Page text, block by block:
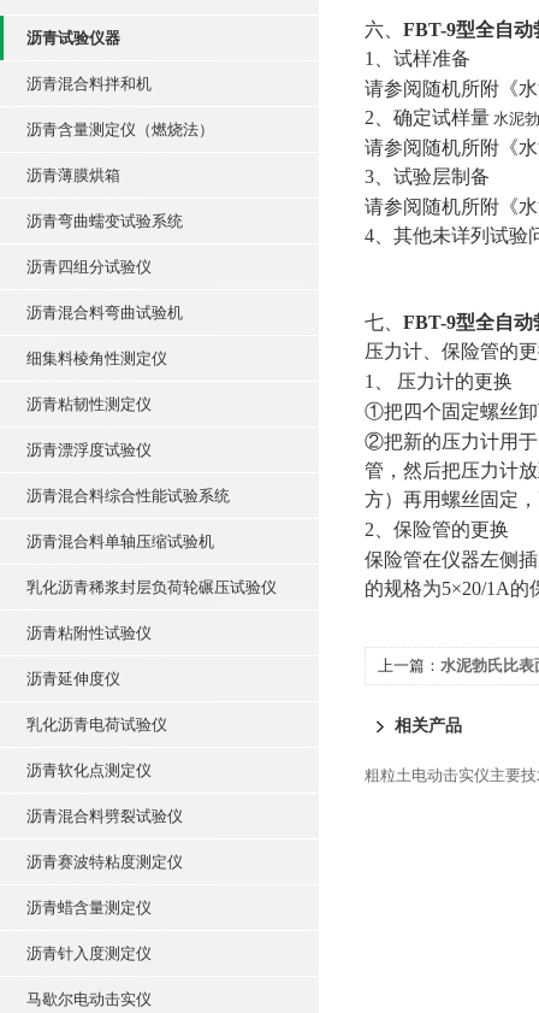
沥青试验仪器
沥青混合料拌和机
沥青含量测定仪（燃烧法）
沥青薄膜烘箱
沥青弯曲蠕变试验系统
沥青四组分试验仪
沥青混合料弯曲试验机
细集料棱角性测定仪
沥青粘韧性测定仪
沥青漂浮度试验仪
沥青混合料综合性能试验系统
沥青混合料单轴压缩试验机
乳化沥青稀浆封层负荷轮碾压试验仪
沥青粘附性试验仪
沥青延伸度仪
乳化沥青电荷试验仪
沥青软化点测定仪
沥青混合料劈裂试验仪
沥青赛波特粘度测定仪
沥青蜡含量测定仪
沥青针入度测定仪
马歇尔电动击实仪
六、 FBT-9型全自动
1
、试样准备
请参阅随机所附《
2 、确定试样量 水泥
请参阅随机所附《
3 、试验层制备
请参阅随机所附《
4 、其他未详列试验
七、 FBT-9型全自动
压力计、保险管的
1
压力计的更换
①把四个固定螺丝
②把新的压力计用
管，然后把压力计
方）再用螺丝固定
2 、保险管的更换
保险管在仪器左侧
的规格为5×20/1A的
上一篇： 水泥勃氏比表
相关产品
粗粒土电动击实仪主要